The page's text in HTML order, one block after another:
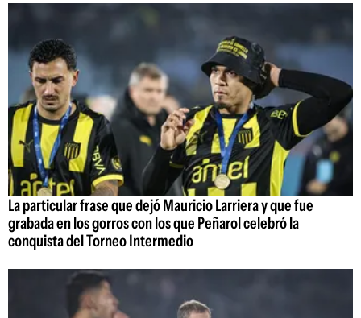
La particular frase que dejó Mauricio Larriera y que fue
grabada en los gorros con los que Peñarol celebró la
conquista del Torneo Intermedio